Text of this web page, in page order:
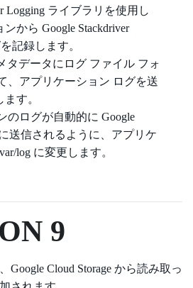
Logging ライブラリを使用し
から Google Stackdriver
記録します。
タデータにログ ファイル フォ
、アプリケーション ログを送
す。
のログが自動的に Google
送信されるように、アプリケ
log に変更します。
9
Google Cloud Storage から読み取っ